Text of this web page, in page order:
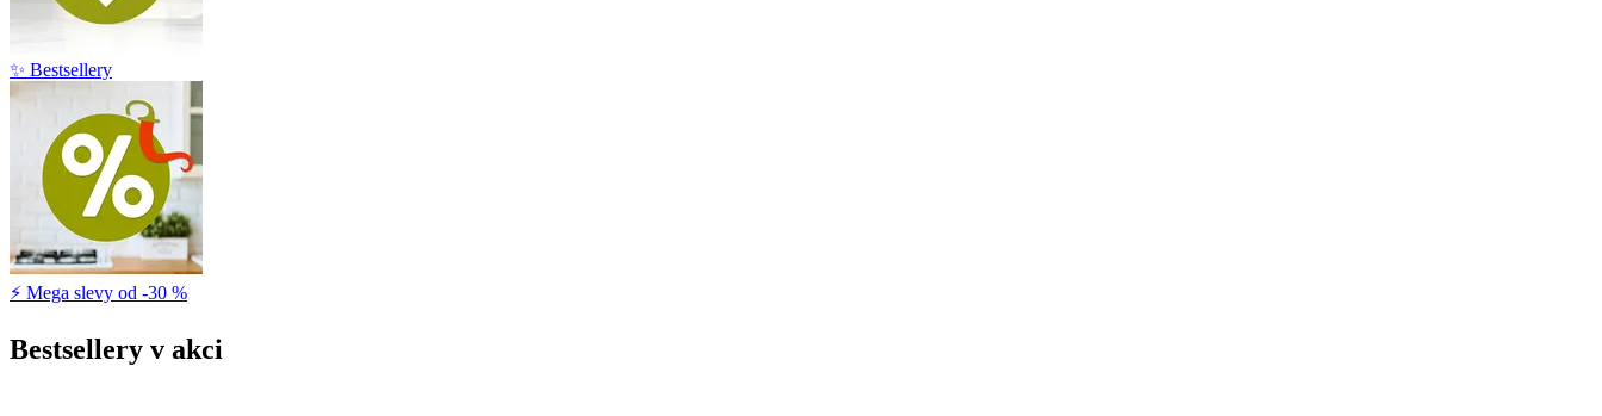
✨ Bestsellery
⚡ Mega slevy od -30 %
Bestsellery v akci